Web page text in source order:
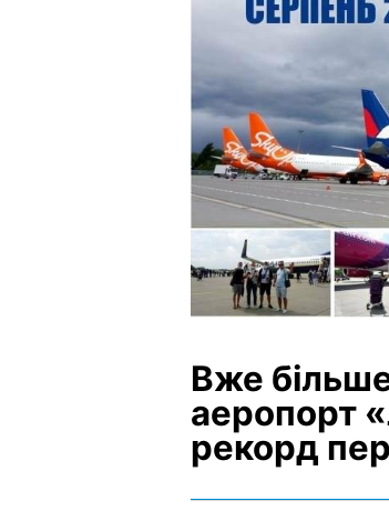
Вже
аеропорт
рекорд